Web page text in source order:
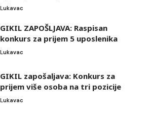
Lukavac
GIKIL ZAPOŠLJAVA: Raspisan
konkurs za prijem 5 uposlenika
Lukavac
GIKIL zapošaljava: Konkurs za
prijem više osoba na tri pozicije
Lukavac